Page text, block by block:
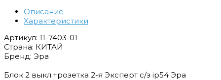
Описание
Характеристики
Артикул: 11-7403-01
Страна: КИТАЙ
Бренд: Эра
Блок 2 выкл.+розетка 2-я Эксперт с/з ip54 Эра